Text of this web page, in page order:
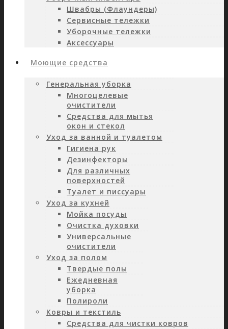
Швабры (Флаундеры)
Сервисные тележки
Уборочные тележки
Аксессуары
Моющие средства
Генеральная уборка
Многоцелевые
очистители
Средства для мытья
окон и стекол
Уход за ванной и туалетом
Гигиена рук
Дезинфекторы
Для различных
поверхностей
Туалет и писсуары
Уход за кухней
Мойка посуды
Очистка духовки
Универсальные
очистители
Уход за полом
Твердые полы
Ежедневная
уборка
Полироли
Ковры и текстиль
Средства для чистки ковров